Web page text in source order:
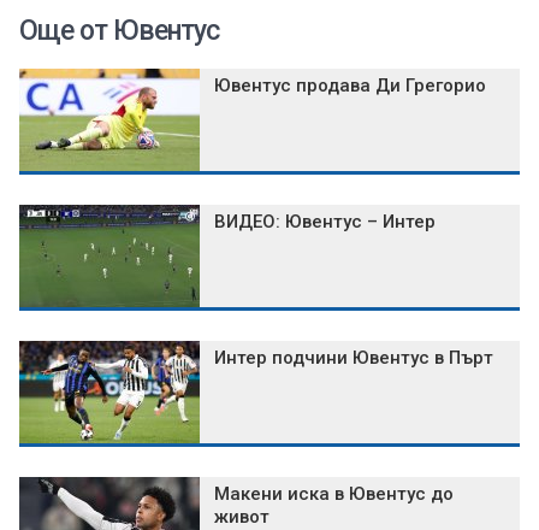
Още от Ювентус
Ювентус продава Ди Грегорио
ВИДЕО: Ювентус – Интер
Интер подчини Ювентус в Пърт
Макени иска в Ювентус до
живот